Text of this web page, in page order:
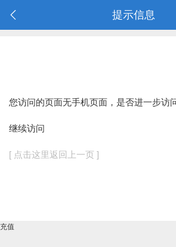
提示信息
您访问的页面无手机页面，是否进一步访
继续访问
[ 点击这里返回上一页 ]
充值